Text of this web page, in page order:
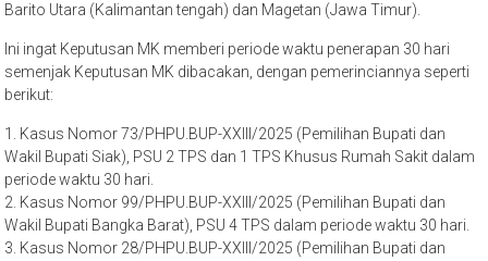
Barito Utara (Kalimantan tengah) dan Magetan (Jawa Timur).
Ini ingat Keputusan MK memberi periode waktu penerapan 30 hari
semenjak Keputusan MK dibacakan, dengan pemerinciannya seperti
berikut:
1. Kasus Nomor 73/PHPU.BUP-XXIII/2025 (Pemilihan Bupati dan
Wakil Bupati Siak), PSU 2 TPS dan 1 TPS Khusus Rumah Sakit dalam
periode waktu 30 hari.
2. Kasus Nomor 99/PHPU.BUP-XXIII/2025 (Pemilihan Bupati dan
Wakil Bupati Bangka Barat), PSU 4 TPS dalam periode waktu 30 hari.
3. Kasus Nomor 28/PHPU.BUP-XXIII/2025 (Pemilihan Bupati dan